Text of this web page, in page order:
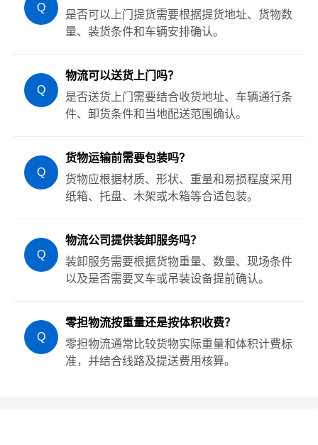
Q
是否可以上门提货需要根据提货地址、货物数
量、装货条件和车辆安排确认。
Q
物流可以送货上门吗？
是否送货上门需要结合收货地址、车辆通行条
件、卸货条件和当地配送范围确认。
Q
货物运输前需要包装吗？
货物应根据材质、形状、重量和易损程度采用
纸箱、托盘、木架或木箱等合适包装。
Q
物流公司提供装卸服务吗？
装卸服务需要根据货物重量、数量、现场条件
以及是否需要叉车或吊装设备提前确认。
Q
零担物流按重量还是按体积收费？
零担物流通常比较货物实际重量和体积计费标
准，并结合线路及提送费用核算。